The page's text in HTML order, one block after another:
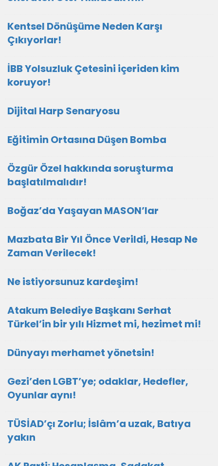
Kentsel Dönüşüme Neden Karşı
Çıkıyorlar!
İBB Yolsuzluk Çetesini içeriden kim
koruyor!
Dijital Harp Senaryosu
Eğitimin Ortasına Düşen Bomba
Özgür Özel hakkında soruşturma
başlatılmalıdır!
Boğaz’da Yaşayan MASON’lar
Mazbata Bir Yıl Önce Verildi, Hesap Ne
Zaman Verilecek!
Ne istiyorsunuz kardeşim!
Atakum Belediye Başkanı Serhat
Türkel’in bir yılı Hizmet mi, hezimet mi!
Dünyayı merhamet yönetsin!
Gezi’den LGBT’ye; odaklar, Hedefler,
Oyunlar aynı!
TÜSİAD’çı Zorlu; İslâm’a uzak, Batıya
yakın